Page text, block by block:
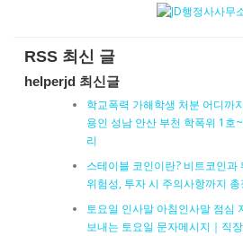
RSS 최신 글
helperjd 최신글
학교폭력 가해학생 처분 어디까
용인 성남 안산 부천 학폭위 1호
리
스테이블 코인이란? 비트코인
위험성, 투자 시 주의사항까지 총
토요일 인사말 아침인사말 점심
보내는 토요일 문자메시지｜직